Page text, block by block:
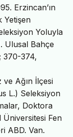
Erzincan’ın
Yetişen
Yoluyla
Ulusal Bahçe
370-374,
ve Ağın İlçesi
L.) Seleksiyon
Doktora
Üniversitesi Fen
ABD. Van.